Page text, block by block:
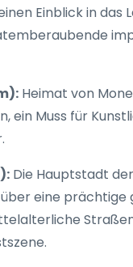
Einblick in das
Heimat von
ein Muss für
Die Hauptstadt
eine prächtige